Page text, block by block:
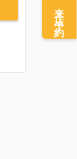
来店予約